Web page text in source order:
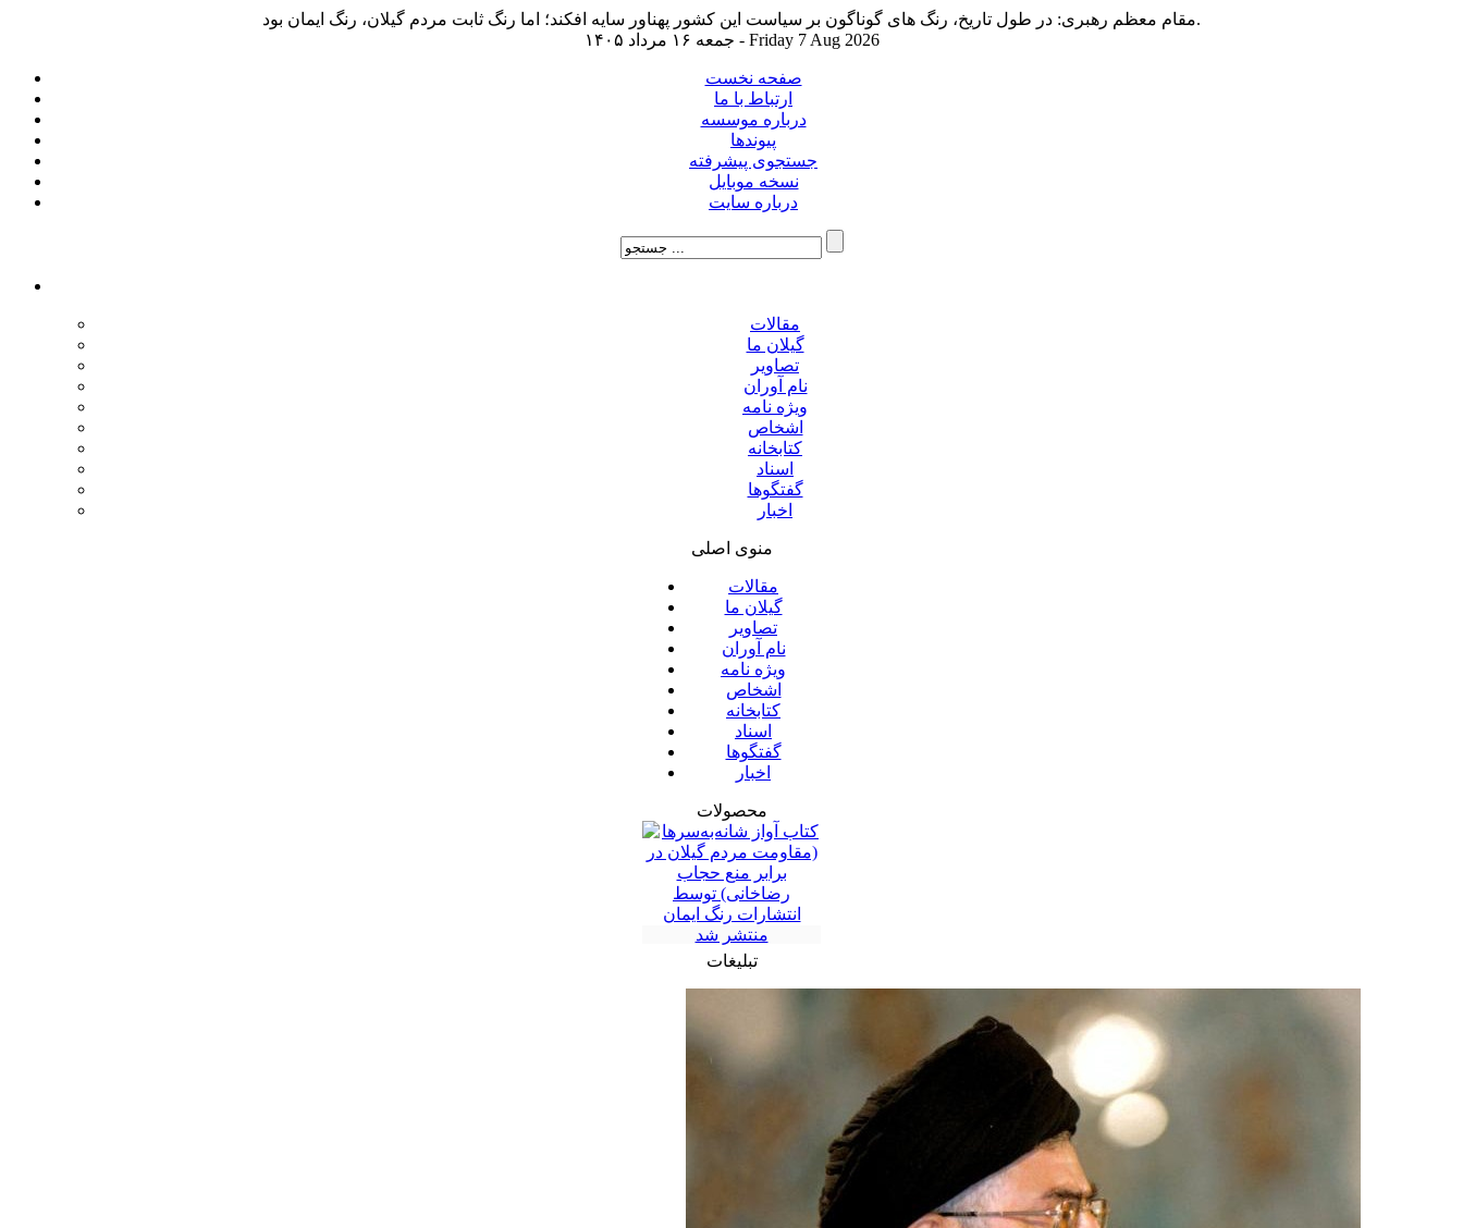
مقام معظم رهبری: در طول تاریخ، رنگ های گوناگون بر سیاست این کشور پهناور سایه افکند؛ اما رنگ ثابت مردم گیلان، رنگ ایمان بود.
جمعه ۱۶ مرداد ۱۴۰۵ - Friday 7 Aug 2026
صفحه نخست
ارتباط با ما
درباره موسسه
پیوندها
جستجوی پیشرفته
نسخه موبایل
درباره سایت
مقالات
گیلان ما
تصاویر
نام آوران
ویژه نامه
اشخاص
کتابخانه
اسناد
گفتگوها
اخبار
منوی اصلی
مقالات
گیلان ما
تصاویر
نام آوران
ویژه نامه
اشخاص
کتابخانه
اسناد
گفتگوها
اخبار
محصولات
تبلیغات